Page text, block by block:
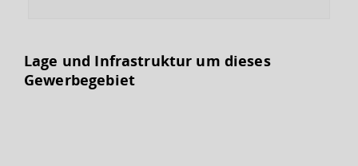
Lage und Infrastruktur um dieses
Gewerbegebiet